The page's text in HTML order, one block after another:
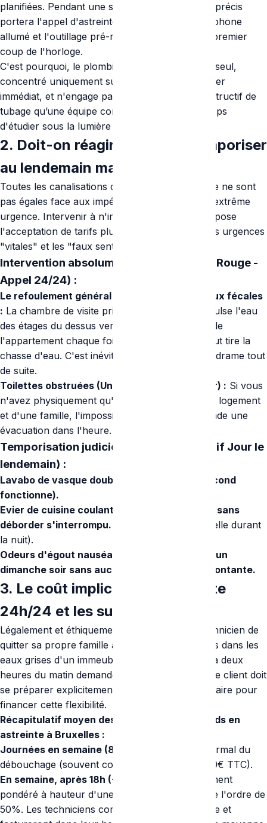
planifiées. Pendant une semaine, un technicien précis
portera l'appel d'astreinte, dormira avec le téléphone
allumé et l'outillage pré-rempli, pour réagir au premier
coup de l'horloge.
C'est pourquoi, le plombier de nuit est souvent seul,
concentré uniquement sur l'élimination du danger
immédiat, et n'engage pas le grand chantier destructif de
tubage qu’une équipe complète prendrait le temps
d'étudier sous la lumière du jour le mardi.
2. Doit-on réagir de nuit ou temporiser
au lendemain matin ?
Toutes les canalisations d'un réseau domestique ne sont
pas égales face aux impératifs d'intervention d'extrême
urgence. Intervenir à n'importe quelle heure impose
l'acceptation de tarifs plus élevés. Analysons les urgences
"vitales" et les "faux sentiments" d'urgence.
Intervention absolument requise (Alerte Rouge -
Appel 24/24) :
Le refoulement général ou inondation des eaux fécales
: La chambre de visite principale sature et propulse l'eau
des étages du dessus vers le rez-de-chaussée de
l'appartement chaque fois qu'un voisin d'en haut tire la
chasse d'eau. C'est inévitable, il faut stopper le drame tout
de suite.
Toilettes obstruées (Uniques au sein du foyer) : Si vous
n'avez physiquement qu'un seul WC au sein du logement
et d'une famille, l'impossibilité sanitaire commande une
évacuation dans l'heure.
Temporisation judicieuse (Attente du tarif Jour le
lendemain) :
Lavabo de vasque double bouché (mais le second
fonctionne).
Evier de cuisine coulant très lentement, mais sans
déborder s'interrompu. (Ne faites pas la vaisselle durant
la nuit).
Odeurs d'égout nauséabondes apparaissant un
dimanche soir sans aucune eau visible ni remontante.
3. Le coût implicite de l'astreinte
24h/24 et les suppléments liés
Légalement et éthiquement, demander à un technicien de
quitter sa propre famille afin de plonger les bras dans les
eaux grises d'un immeuble inconnu un samedi à deux
heures du matin demande une compensation. Le client doit
se préparer explicitement à une majoration tarifaire pour
financer cette flexibilité.
Récapitulatif moyen des majorations standards en
astreinte à Bruxelles :
Journées en semaine (8h-18h) :
Prix forfait normal du
débouchage (souvent compris entre 90€ et 140€ TTC).
En semaine, après 18h (+Samedi) :
Habituellement
pondéré à hauteur d'une majoration salariale de l'ordre de
50%. Les techniciens commencent leur astreinte et